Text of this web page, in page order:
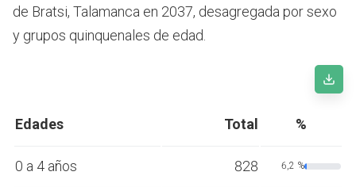
de Bratsi, Talamanca en 2037, desagregada por sexo
y grupos quinquenales de edad.
Edades Total %
0 a 4 años 828 6,2 %